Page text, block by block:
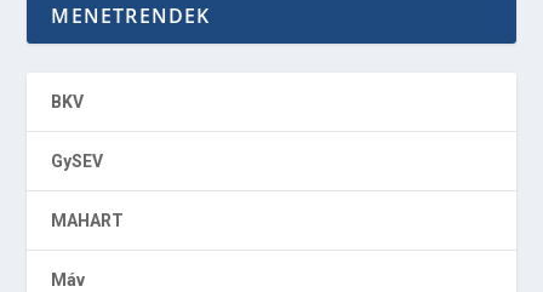
MENETRENDEK
BKV
GySEV
MAHART
Máv